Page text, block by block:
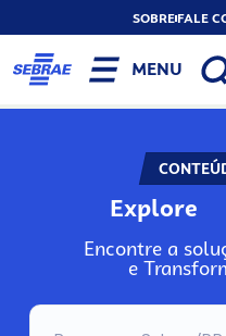
SOBREFALE
MENU
Explore
Encontre a
e